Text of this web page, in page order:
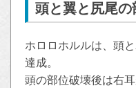
頭と翼と尻尾
ホロロホルルは、頭
達成。
頭の部位破壊後は右